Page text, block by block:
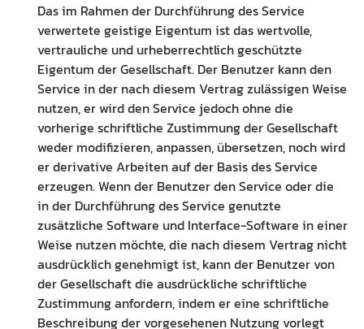
Das im Rahmen der Durchführung des Service
verwertete geistige Eigentum ist das wertvolle,
vertrauliche und urheberrechtlich geschützte
Eigentum der Gesellschaft. Der Benutzer kann den
Service in der nach diesem Vertrag zulässigen Weise
nutzen, er wird den Service jedoch ohne die
vorherige schriftliche Zustimmung der Gesellschaft
weder modifizieren, anpassen, übersetzen, noch wird
er derivative Arbeiten auf der Basis des Service
erzeugen. Wenn der Benutzer den Service oder die
in der Durchführung des Service genutzte
zusätzliche Software und Interface-Software in einer
Weise nutzen möchte, die nach diesem Vertrag nicht
ausdrücklich genehmigt ist, kann der Benutzer von
der Gesellschaft die ausdrückliche schriftliche
Zustimmung anfordern, indem er eine schriftliche
Beschreibung der vorgesehenen Nutzung vorlegt